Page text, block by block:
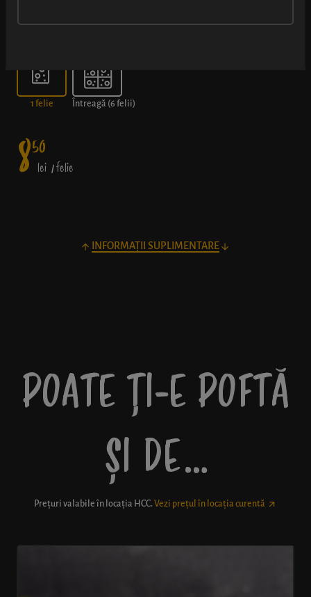
1 felie Întreagă (6 felii)
850
lei / felie
INFORMAȚII SUPLIMENTARE
POATE ȚI-E POFTĂ
ȘI DE…
Prețuri valabile în locația HCC. Vezi prețul în locația curentă